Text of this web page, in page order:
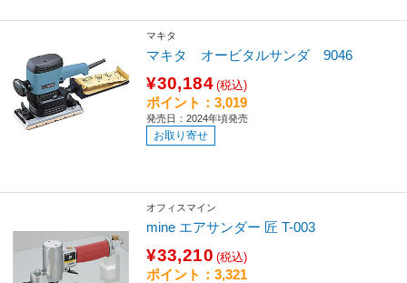
マキタ
マキタ オービタルサンダ 9046
¥30,184 (税込)
ポイント：3,019
発売日：2024年頃発売
お取り寄せ
オフィスマイン
mine エアサンダー 匠 T-003
¥33,210 (税込)
ポイント：3,321